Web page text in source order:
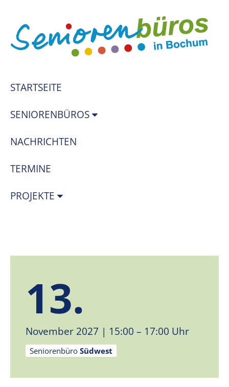
STARTSEITE
SENIORENBÜROS
NACHRICHTEN
TERMINE
PROJEKTE
13.
November 2027 | 15:00 – 17:00 Uhr
Seniorenbüro Südwest